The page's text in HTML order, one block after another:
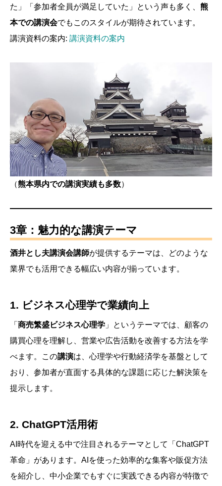
た」「参加者全員が満足していた」という声も多く、 熊
本での講演会でもこのスタイルが期待されています。
講演資料の案内: 講演資料の案内
（熊本県内での講演実績も多数）
3章：魅力的な講演テーマ
酒井とし夫講演会講師が提供するテーマは、どのような
業界でも活用できる幅広い内容が揃っています。
1. ビジネス心理学で業績向上
「 商売繁盛ビジネス心理学 」というテーマでは、顧客の
購買心理を理解し、営業や広告活動を改善する方法を学
べます。この講演は、心理学や行動経済学を基盤として
おり、参加者が直面する具体的な課題に応じた解決策を
提示します。
2. ChatGPT活用術
AI時代を迎える中で注目されるテーマとして「ChatGPT
革命」があります。AIを使った効率的な集客や販促方法
を紹介し、中小企業でもすぐに実践できる内容が特徴で